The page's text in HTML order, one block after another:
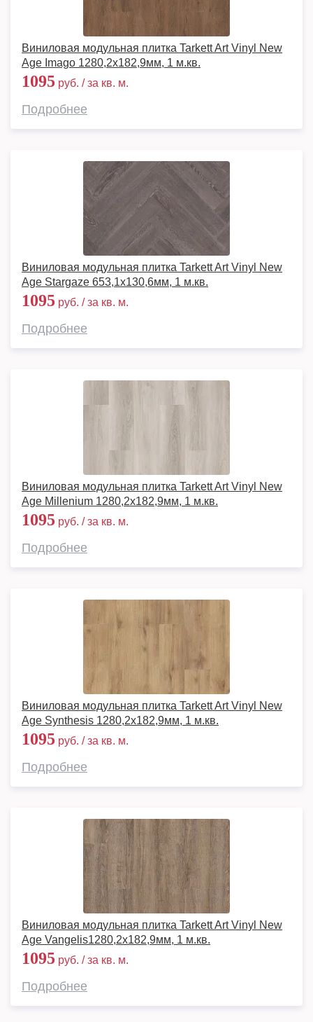
Виниловая модульная плитка Tarkett Art Vinyl New
Age Imago 1280,2х182,9мм, 1 м.кв.
1095 руб. / за кв. м.
Подробнее
Виниловая модульная плитка Tarkett Art Vinyl New
Age Stargaze 653,1х130,6мм, 1 м.кв.
1095 руб. / за кв. м.
Подробнее
Виниловая модульная плитка Tarkett Art Vinyl New
Age Millenium 1280,2х182,9мм, 1 м.кв.
1095 руб. / за кв. м.
Подробнее
Виниловая модульная плитка Tarkett Art Vinyl New
Age Synthesis 1280,2х182,9мм, 1 м.кв.
1095 руб. / за кв. м.
Подробнее
Виниловая модульная плитка Tarkett Art Vinyl New
Age Vangelis1280,2х182,9мм, 1 м.кв.
1095 руб. / за кв. м.
Подробнее